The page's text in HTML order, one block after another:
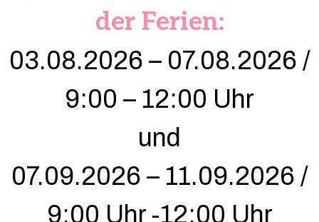
der Ferien:
03.08.2026 – 07.08.2026 /
9:00 – 12:00 Uhr
und
07.09.2026 – 11.09.2026 /
9:00 Uhr -12:00 Uhr